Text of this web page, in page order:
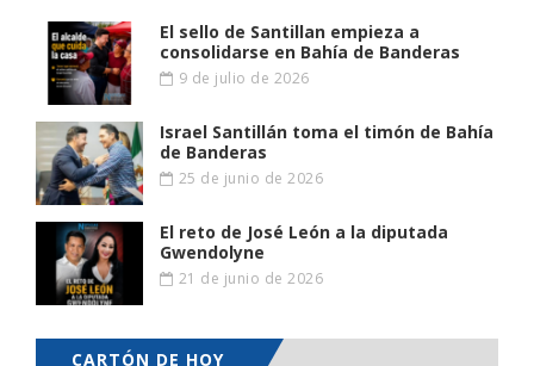
El sello de Santillan empieza a
consolidarse en Bahía de Banderas
9 de julio de 2026
Israel Santillán toma el timón de Bahía
de Banderas
25 de junio de 2026
El reto de José León a la diputada
Gwendolyne
21 de junio de 2026
CARTÓN DE HOY